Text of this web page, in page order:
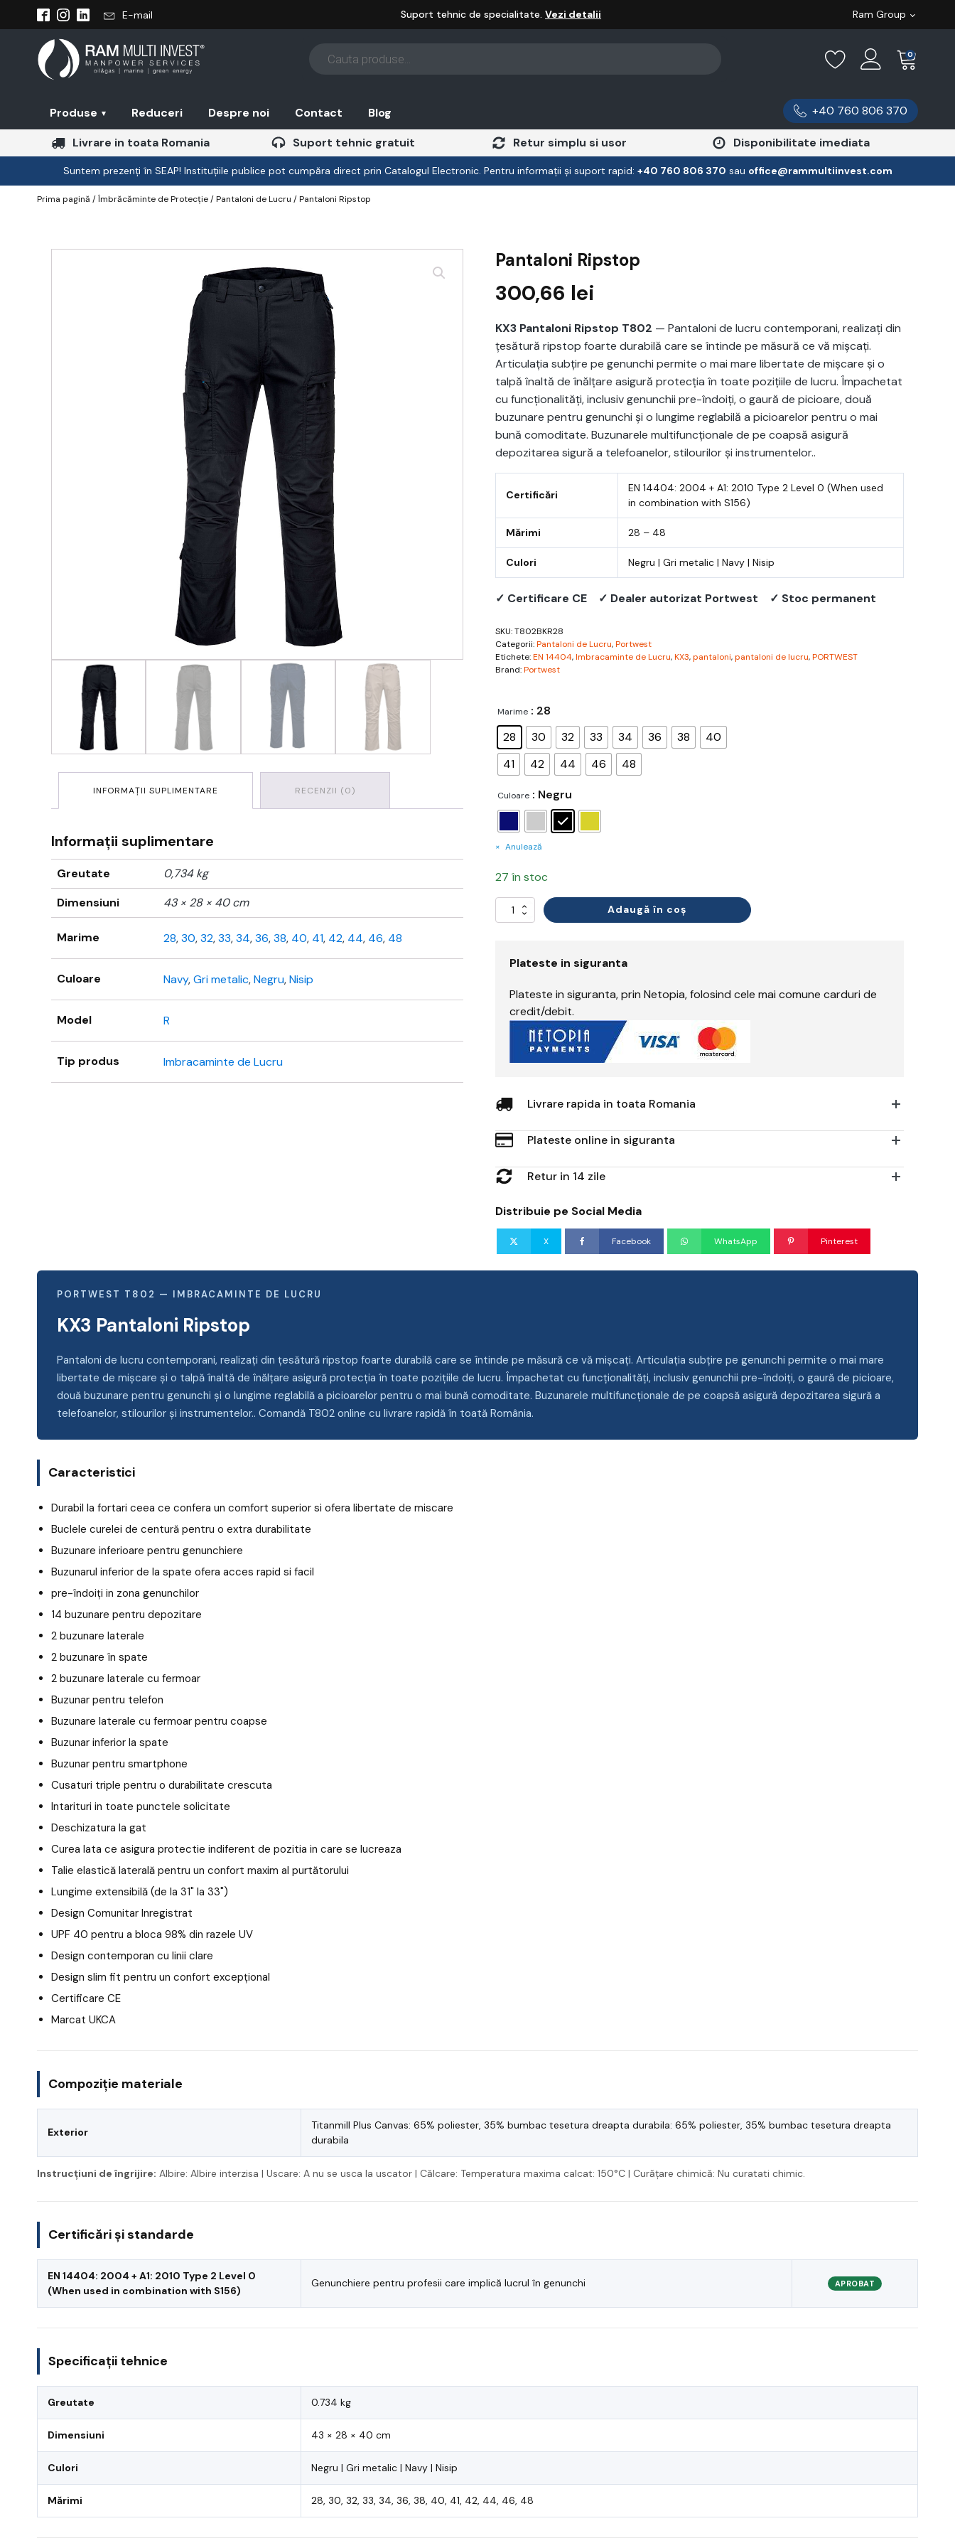
E-mail Suport tehnic de specialitate.Vezi detalii Ram Group
Products
search
0
Produse ▾ Reduceri Despre noi Contact Blog +40 760 806 370
Livrare in toata Romania Suport tehnic gratuit Retur simplu si usor Disponibilitate imediata
Suntem prezenți în SEAP! Instituțiile publice pot cumpăra direct prin Catalogul Electronic. Pentru informații și suport rapid: ‪+40 760 806 370 ‬ sau office@rammultiinvest.com
Prima pagină /Îmbrăcăminte de Protecție/Pantaloni de Lucru / Pantaloni Ripstop
INFORMAȚII SUPLIMENTARE RECENZII (0)
Informații suplimentare
Greutate
0,734 kg
Dimensiuni
43 × 28 × 40 cm
Marime 28,30,32,33,34,36,38, 40, 41, 42, 44, 46, 48
Culoare Navy,Gri metalic,Negru,Nisip
Model R
Tip produs Imbracaminte de Lucru
Pantaloni Ripstop
300,66 lei
KX3 Pantaloni Ripstop T802 — Pantaloni de lucru contemporani, realizați din
țesătură ripstop foarte durabilă care se întinde pe măsură ce vă mișcați.
Articulația subțire pe genunchi permite o mai mare libertate de mișcare și o
talpă înaltă de înălțare asigură protecția în toate pozițiile de lucru. Împachetat
cu funcționalități, inclusiv genunchii pre-îndoiți, o gaură de picioare, două
buzunare pentru genunchi și o lungime reglabilă a picioarelor pentru o mai
bună comoditate. Buzunarele multifuncționale de pe coapsă asigură
depozitarea sigură a telefoanelor, stilourilor și instrumentelor..
Certificări
EN 14404: 2004 + A1: 2010 Type 2 Level 0 (When used
in combination with S156)
Mărimi 28 – 48
Culori Negru | Gri metalic | Navy | Nisip
✓ Certificare CE ✓ Dealer autorizat Portwest ✓ Stoc permanent
SKU:T802BKR28
Categorii:Pantaloni de Lucru,Portwest
Etichete:EN 14404,Imbracaminte de Lucru,KX3,pantaloni,pantaloni de lucru,PORTWEST
Brand:Portwest
Marime : 28
28
30 32 33 34 36 38
40
41
42 44 46 48
Culoare : Negru
Anulează
27 în stoc
Cantitate
Pantaloni
Adaugă în coș
Plateste in siguranta
Plateste in siguranta, prin Netopia, folosind cele mai comune carduri de
credit/debit.
Livrare rapida in toata Romania
Plateste online in siguranta
Retur in 14 zile
Distribuie pe Social Media
X Facebook WhatsApp Pinterest
PORTWEST T802 — IMBRACAMINTE DE LUCRU
KX3 Pantaloni Ripstop
Pantaloni de lucru contemporani, realizați din țesătură ripstop foarte durabilă care se întinde pe măsură ce vă mișcați. Articulația subțire pe genunchi permite o mai mare
libertate de mișcare și o talpă înaltă de înălțare asigură protecția în toate pozițiile de lucru. Împachetat cu funcționalități, inclusiv genunchii pre-îndoiți, o gaură de picioare,
două buzunare pentru genunchi și o lungime reglabilă a picioarelor pentru o mai bună comoditate. Buzunarele multifuncționale de pe coapsă asigură depozitarea sigură a
telefoanelor, stilourilor și instrumentelor.. Comandă T802 online cu livrare rapidă în toată România.
Caracteristici
Durabil la fortari ceea ce confera un comfort superior si ofera libertate de miscare
Buclele curelei de centură pentru o extra durabilitate
Buzunare inferioare pentru genunchiere
Buzunarul inferior de la spate ofera acces rapid si facil
pre-îndoiți in zona genunchilor
14 buzunare pentru depozitare
2 buzunare laterale
2 buzunare în spate
2 buzunare laterale cu fermoar
Buzunar pentru telefon
Buzunare laterale cu fermoar pentru coapse
Buzunar inferior la spate
Buzunar pentru smartphone
Cusaturi triple pentru o durabilitate crescuta
Intarituri in toate punctele solicitate
Deschizatura la gat
Curea lata ce asigura protectie indiferent de pozitia in care se lucreaza
Talie elastică laterală pentru un confort maxim al purtătorului
Lungime extensibilă (de la 31" la 33")
Design Comunitar Inregistrat
UPF 40 pentru a bloca 98% din razele UV
Design contemporan cu linii clare
Design slim fit pentru un confort excepțional
Certificare CE
Marcat UKCA
Compoziție materiale
Exterior
Titanmill Plus Canvas: 65% poliester, 35% bumbac tesetura dreapta durabila: 65% poliester, 35% bumbac tesetura dreapta
durabila
Instrucțiuni de îngrijire: Albire: Albire interzisa | Uscare: A nu se usca la uscator | Călcare: Temperatura maxima calcat: 150°C | Curățare chimică: Nu curatati chimic.
Certificări și standarde
EN 14404: 2004 + A1: 2010 Type 2 Level 0
(When used in combination with S156)
Genunchiere pentru profesii care implică lucrul în genunchi APROBAT
Specificații tehnice
Greutate 0.734 kg
Dimensiuni 43 × 28 × 40 cm
Culori Negru | Gri metalic | Navy | Nisip
Mărimi 28, 30, 32, 33, 34, 36, 38, 40, 41, 42, 44, 46, 48